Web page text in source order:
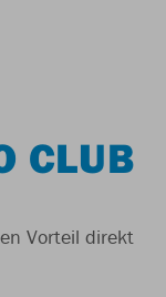
CLUB
Vorteil direkt